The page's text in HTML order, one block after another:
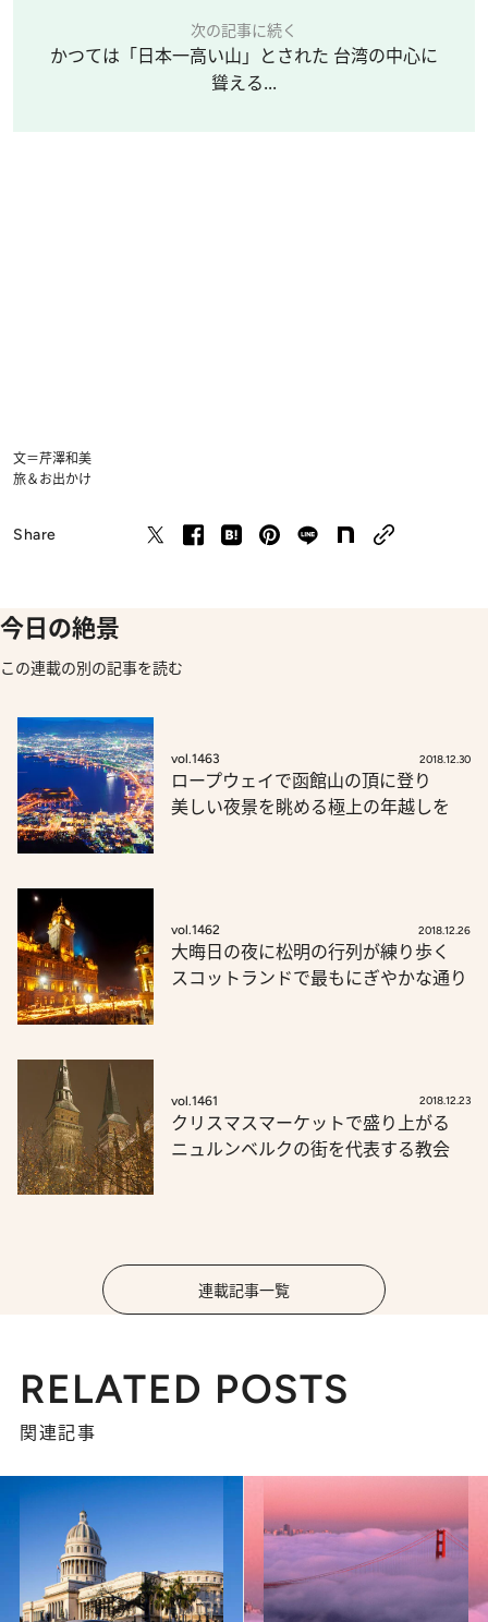
次の記事に続く
かつては「日本一高い山」とされた 台湾の中心に
聳える...
文＝芹澤和美
旅＆お出かけ
Share
今日の絶景
この連載の別の記事を読む
vol.1463 2018.12.30
ロープウェイで函館山の頂に登り
美しい夜景を眺める極上の年越しを
vol.1462 2018.12.26
大晦日の夜に松明の行列が練り歩く
スコットランドで最もにぎやかな通り
vol.1461 2018.12.23
クリスマスマーケットで盛り上がる
ニュルンベルクの街を代表する教会
連載記事一覧
RELATED POSTS
関連記事